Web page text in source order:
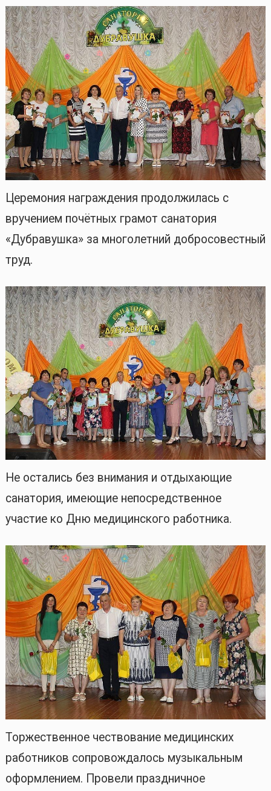
Церемония награждения продолжилась с
вручением почётных грамот санатория
«Дубравушка» за многолетний добросовестный
труд.
Не остались без внимания и отдыхающие
санатория, имеющие непосредственное
участие ко Дню медицинского работника.
Торжественное чествование медицинских
работников сопровождалось музыкальным
оформлением. Провели праздничное